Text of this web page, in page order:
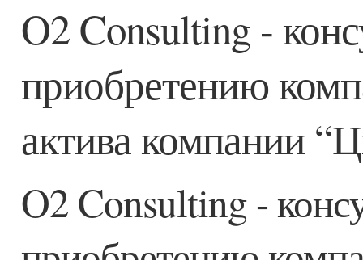
O2 Consulting -
приобретению
актива компании
O2 Consulting -